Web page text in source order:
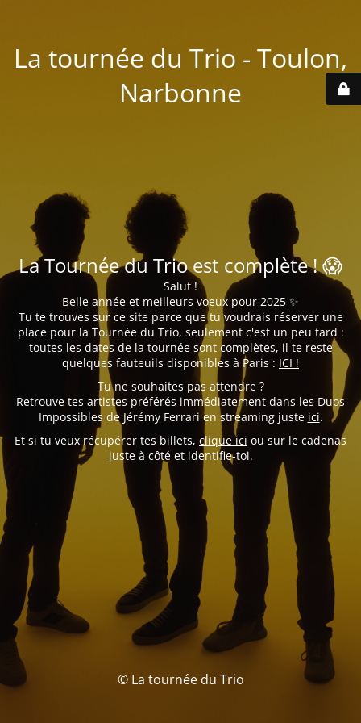
La tournée du Trio - Toulon,
Narbonne
La Tournée du Trio est complète ! 😱
Salut !
Belle année et meilleurs voeux pour 2025 ✨
Tu te trouves sur ce site parce que tu voudrais réserver une
place pour la Tournée du Trio, seulement c'est un peu tard :
toutes les dates de la tournée sont complètes, il te reste
quelques fauteuils disponibles à Paris : ICI !
Tu ne souhaites pas attendre ?
Retrouve tes artistes préférés immédiatement dans les Duos
Impossibles de Jérémy Ferrari en streaming juste ici.
Et si tu veux récupérer tes billets, clique ici ou sur le cadenas
juste à côté et identifie-toi.
© La tournée du Trio